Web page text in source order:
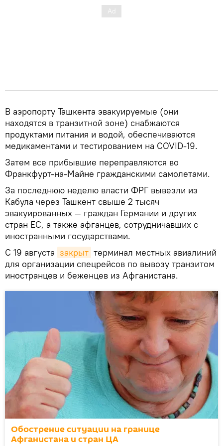
В аэропорту Ташкента эвакуируемые (они
находятся в транзитной зоне) снабжаются
продуктами питания и водой, обеспечиваются
медикаментами и тестированием на COVID-19.
Затем все прибывшие переправляются во
Франкфурт-на-Майне гражданскими самолетами.
За последнюю неделю власти ФРГ вывезли из
Кабула через Ташкент свыше 2 тысяч
эвакуированных — граждан Германии и других
стран ЕС, а также афганцев, сотрудничавших с
иностранными государствами.
С 19 августа закрыт терминал местных авиалиний
для организации спецрейсов по вывозу транзитом
иностранцев и беженцев из Афганистана.
Обострение ситуации на границе
Афганистана и стран ЦА